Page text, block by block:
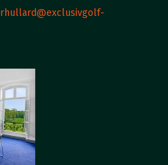
rhullard@exclusivgolf-